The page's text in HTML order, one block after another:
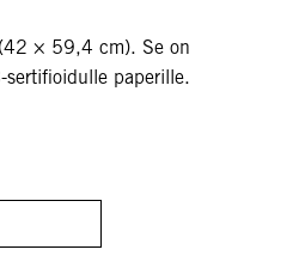
× 59,4 cm). Se on
sertifioidulle paperille.